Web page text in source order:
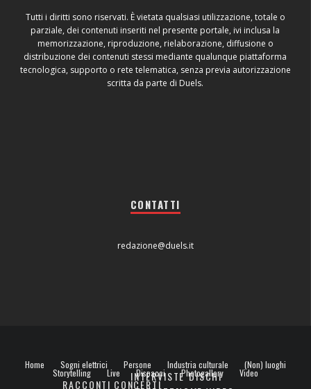
Tutti i diritti sono riservati. È vietata qualsiasi utilizzazione, totale o
parziale, dei contenuti inseriti nel presente portale, ivi inclusa la
memorizzazione, riproduzione, rielaborazione, diffusione o
distribuzione dei contenuti stessi mediante qualunque piattaforma
tecnologica, supporto o rete telematica, senza previa autorizzazione
scritta da parte di Duels.
CONTATTI
redazione@duels.it
Home Sogni elettrici Persone
INTERVISTE
Industria culturale
DISCHI
(Non) luoghi
Storytelling
RACCONTI
Live
CONCERTI
Dispacci Photogallery Video